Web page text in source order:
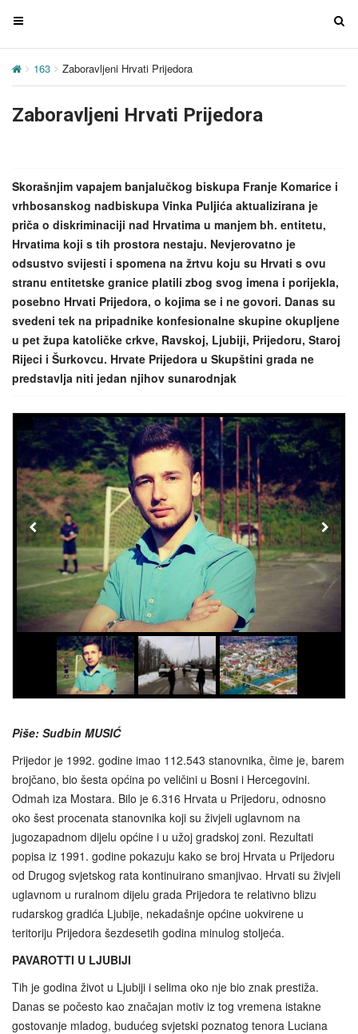
T
g
e
i
g
a
t
i
o
n
T
o
n
163 Zaboravljeni Hrvati Prijedora
Zaboravljeni Hrvati Prijedora
Skorašnjim vapajem banjalučkog biskupa Franje Komarice i
vrhbosanskog nadbiskupa Vinka Puljića aktualizirana je
priča o diskriminaciji nad Hrvatima u manjem bh. entitetu,
Hrvatima koji s tih prostora nestaju. Nevjerovatno je
odsustvo svijesti i spomena na žrtvu koju su Hrvati s ovu
stranu entitetske granice platili zbog svog imena i porijekla,
posebno Hrvati Prijedora, o kojima se i ne govori. Danas su
svedeni tek na pripadnike konfesionalne skupine okupljene
u pet župa katoličke crkve, Ravskoj, Ljubiji, Prijedoru, Staroj
Rijeci i Šurkovcu. Hrvate Prijedora u Skupštini grada ne
predstavlja niti jedan njihov sunarodnjak
Piše: Sudbin MUSIĆ
Prijedor je 1992. godine imao 112.543 stanovnika, čime je, barem
brojčano, bio šesta općina po veličini u Bosni i Hercegovini.
Odmah iza Mostara. Bilo je 6.316 Hrvata u Prijedoru, odnosno
oko šest procenata stanovnika koji su živjeli uglavnom na
jugozapadnom dijelu općine i u užoj gradskoj zoni. Rezultati
popisa iz 1991. godine pokazuju kako se broj Hrvata u Prijedoru
od Drugog svjetskog rata kontinuirano smanjivao. Hrvati su živjeli
uglavnom u ruralnom dijelu grada Prijedora te relativno blizu
rudarskog gradića Ljubije, nekadašnje općine uokvirene u
teritoriju Prijedora šezdesetih godina minulog stoljeća.
PAVAROTTI U LJUBIJI
Tih je godina život u Ljubiji i selima oko nje bio znak prestiža.
Danas se počesto kao značajan motiv iz tog vremena istakne
gostovanje mladog, budućeg svjetski poznatog tenora Luciana